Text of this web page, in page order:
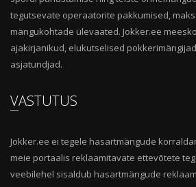
tegutsevate operaatorite pakkumised,
mängukohtade ülevaated. Jokker.ee
ajakirjanikud, elukutselised
asjatundjad.
VASTUTUS
Jokker.ee ei tegele hasartmängude
meie portaalis reklaamitavate ettevõtete
veebilehel sisaldub hasartmängude